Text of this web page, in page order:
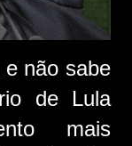
não sabe
de Lula
mais